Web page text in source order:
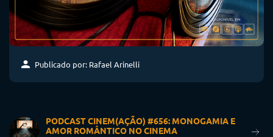
Publicado por: Rafael Arinelli
PODCAST CINEM(AÇÃO) #656: MONOGAMIA E
AMOR ROMÂNTICO NO CINEMA